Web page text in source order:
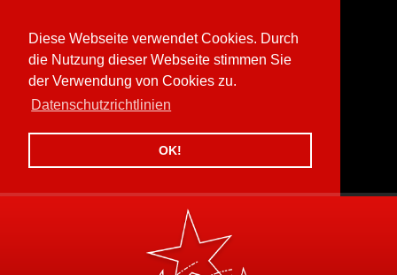
Diese Webseite verwendet Cookies. Durch
die Nutzung dieser Webseite stimmen Sie
der Verwendung von Cookies zu.
Datenschutzrichtlinien
OK!